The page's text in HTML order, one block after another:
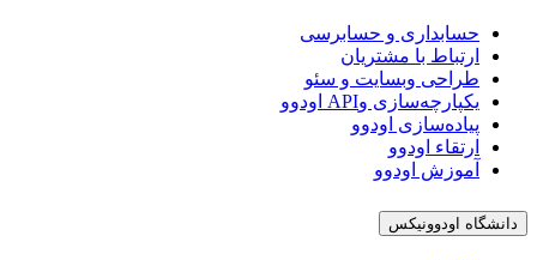
حسابداری و حسابرسی
ارتباط با مشتریان
طراحی وبسایت و سئو
یکپارچه‌سازی وAPI اودوو
پیاده‌سازی اودوو
ارتقاء اودوو
آموزش اودوو
دانشگاه اودوونیکس